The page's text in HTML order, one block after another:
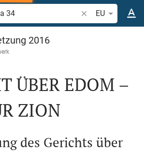
Bibelstelle oder
EU
2016
ÜBER EDOM –
ZION
des Gerichts über